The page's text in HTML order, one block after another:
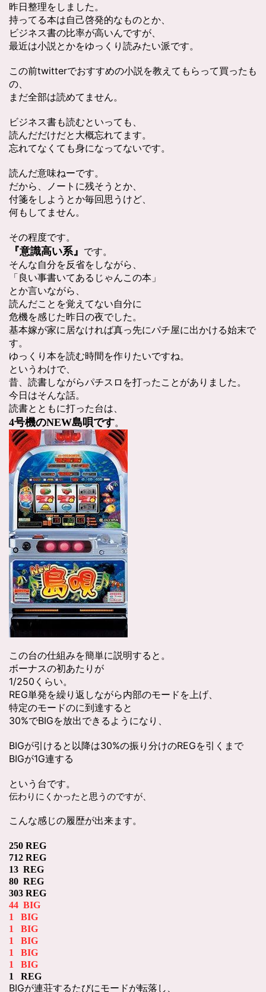
昨日整理をしました。
持ってる本は自己啓発的なものとか、
ビジネス書の比率が高いんですが、
最近は小説とかをゆっくり読みたい派です。
この前twitterでおすすめの小説を教えてもらって買ったも
の、
まだ全部は読めてません。
ビジネス書も読むといっても、
読んだだけだと大概忘れてます。
忘れてなくても身になってないです。
読んだ意味ねーです。
だから、ノートに残そうとか、
付箋をしようとか毎回思うけど、
何もしてません。
その程度です。
『意識高い系』 です。
そんな自分を反省をしながら、
「良い事書いてあるじゃんこの本」
とか言いながら、
読んだことを覚えてない自分に
危機を感じた昨日の夜でした。
基本嫁が家に居なければ真っ先にパチ屋に出かける始末で
す。
ゆっくり本を読む時間を作りたいですね。
というわけで、
昔、読書しながらパチスロを打ったことがありました。
今日はそんな話。
読書とともに打った台は、
4号機のNEW島唄です。
この台の仕組みを簡単に説明すると。
ボーナスの初あたりが
1/250くらい。
REG単発を繰り返しながら内部のモードを上げ、
特定のモードのに到達すると
30%でBIGを放出できるようになり、
BIGが引けると以降は30%の振り分けのREGを引くまで
BIGが1G連する
という台です。
伝わりにくかったと思うのですが、
こんな感じの履歴が出来ます。
250 REG
712 REG
13 REG
80 REG
303 REG
44 BIG
1 BIG
1 BIG
1 BIG
1 BIG
1 BIG
1 REG
BIGが連荘するたびにモードが転落し、